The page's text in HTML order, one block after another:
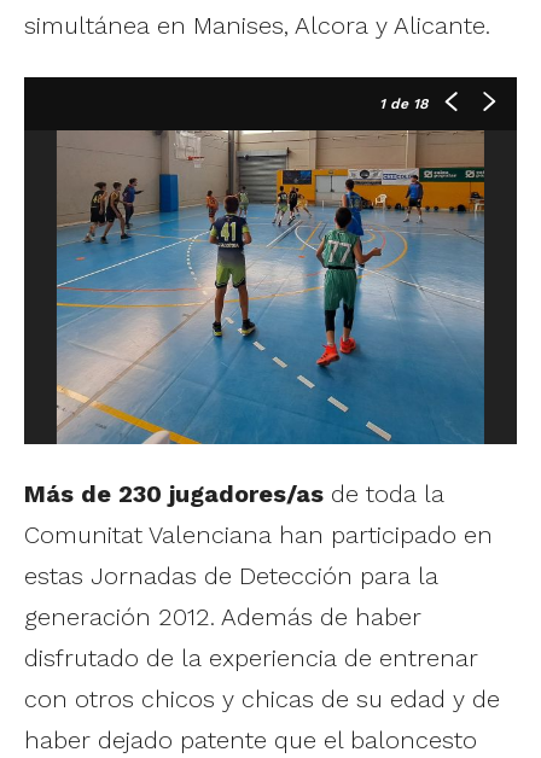
simultánea en Manises, Alcora y Alicante.
1de 18
Más de 230 jugadores/as de toda la
Comunitat Valenciana han participado en
estas Jornadas de Detección para la
generación 2012. Además de haber
disfrutado de la experiencia de entrenar
con otros chicos y chicas de su edad y de
haber dejado patente que el baloncesto